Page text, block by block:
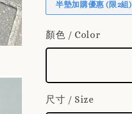
半墊加購優惠 (限2組)
顏色 / Color
尺寸 / Size